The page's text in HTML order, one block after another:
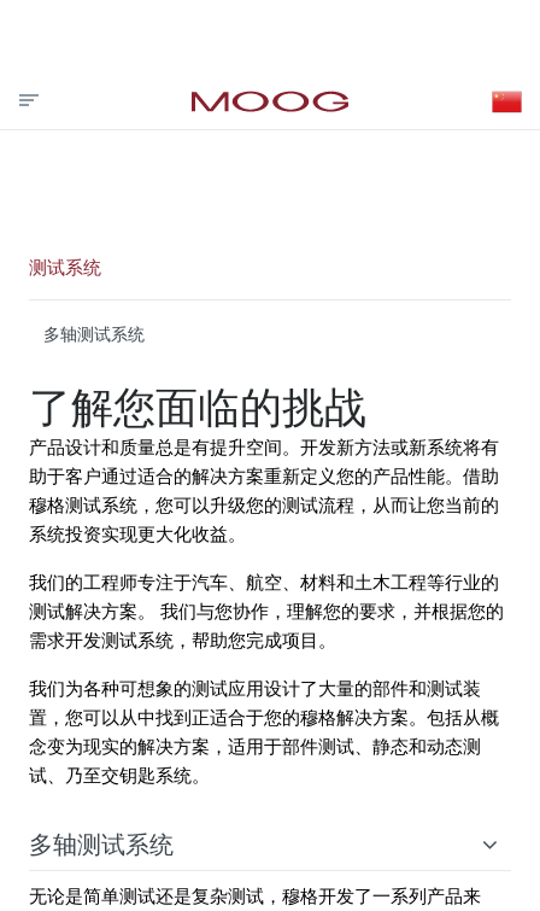
投资者关系 合作伙伴登录 VISIT MOOG.COM
MOOG.COM.CN
测试系统
多轴测试系统
了解您面临的挑战
产品设计和质量总是有提升空间。开发新方法或新系统将有
助于客户通过适合的解决方案重新定义您的产品性能。借助
穆格测试系统，您可以升级您的测试流程，从而让您当前的
系统投资实现更大化收益。
我们的工程师专注于汽车、航空、材料和土木工程等行业的
测试解决方案。 我们与您协作，理解您的要求，并根据您的
需求开发测试系统，帮助您完成项目。
我们为各种可想象的测试应用设计了大量的部件和测试装
置，您可以从中找到正适合于您的穆格解决方案。包括从概
念变为现实的解决方案，适用于部件测试、静态和动态测
试、乃至交钥匙系统。
多轴测试系统
无论是简单测试还是复杂测试，穆格开发了一系列产品来